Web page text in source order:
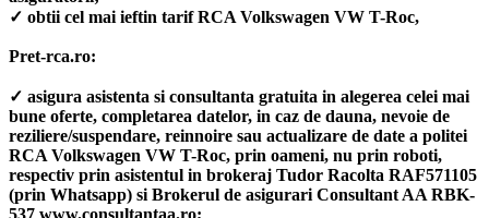
✓ obtii cel mai ieftin tarif RCA Volkswagen VW T-Roc,
Pret-rca.ro:
✓ asigura asistenta si consultanta gratuita in alegerea celei mai
bune oferte, completarea datelor, in caz de dauna, nevoie de
reziliere/suspendare, reinnoire sau actualizare de date a politei
RCA Volkswagen VW T-Roc, prin oameni, nu prin roboti,
respectiv prin asistentul in brokeraj Tudor Racolta RAF571105
(prin Whatsapp) si Brokerul de asigurari Consultant AA RBK-
537 www.consultantaa.ro;